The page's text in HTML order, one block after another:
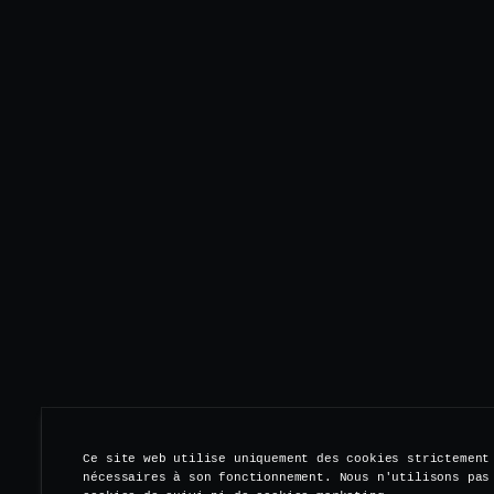
Ce site web utilise uniquement des cookies strictement
nécessaires à son fonctionnement. Nous n'utilisons pas